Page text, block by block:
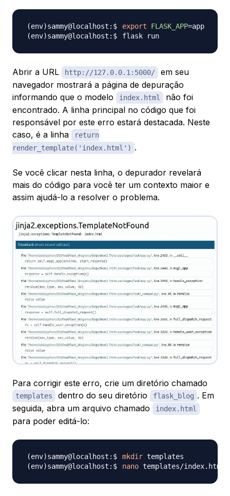
export FLASK_APP=
Abrir a URL http://127.0.0.1:5000/
em seu
navegador mostrará a página de depuração
informando que o modelo
index.html
não foi
encontrado. A linha principal no código que foi
responsável por este erro estará destacada. Neste
caso, é a linha
return
render_template('index.html') .
Se você clicar nesta linha, o depurador revelará
mais do código para você ter um contexto maior e
assim ajudá-lo a resolver o problema.
Para corrigir este erro, crie um diretório chamado
templates dentro do seu diretório flask_blog . Em
seguida, abra um arquivo chamado
index.html
para poder editá-lo:
mkdir
nano